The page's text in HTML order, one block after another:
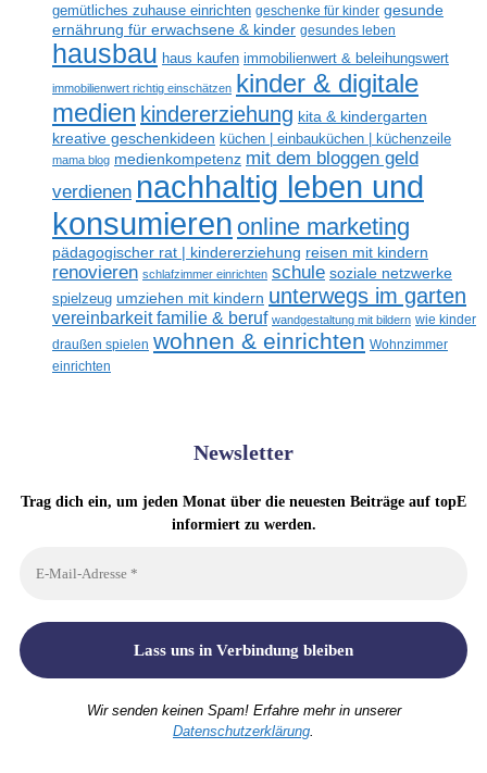
gemütliches zuhause einrichten geschenke für kinder gesunde
ernährung für erwachsene & kinder gesundes leben
hausbau haus kaufen immobilienwert & beleihungswert
immobilienwert richtig einschätzen kinder & digitale
medien kindererziehung kita & kindergarten
kreative geschenkideen küchen | einbauküchen | küchenzeile
mama blog medienkompetenz mit dem bloggen geld
verdienen nachhaltig leben und
konsumieren online marketing
pädagogischer rat | kindererziehung reisen mit kindern
renovieren schlafzimmer einrichten schule soziale netzwerke
spielzeug umziehen mit kindern unterwegs im garten
vereinbarkeit familie & beruf wandgestaltung mit bildern wie kinder
draußen spielen wohnen & einrichten Wohnzimmer
einrichten
Newsletter
Trag dich ein, um jeden Monat über die neuesten Beiträge auf topE
informiert zu werden.
Wir senden keinen Spam! Erfahre mehr in unserer
Datenschutzerklärung